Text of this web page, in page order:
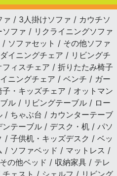
/ 3人掛けソファ / カウチソ
ファ / リクライニングソファ
ソファセット / その他ソファ
イニングチェア / リビングチ
ィスチェア / 折りたたみ椅子
ニングチェア / ベンチ / ガー
・キッズチェア / オットマン
ル / リビングテーブル / ロー
/ ちゃぶ台 / カウンターテーブ
テーブル / デスク・机 / パソ
/ 子供机・キッズデスク / ベッ
/ ソファベッド / マットレス /
の他ベッド / 収納家具 / テレ